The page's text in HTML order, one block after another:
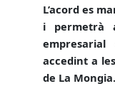
L’acord es
i permetrà
accedint a
de La Mongia.